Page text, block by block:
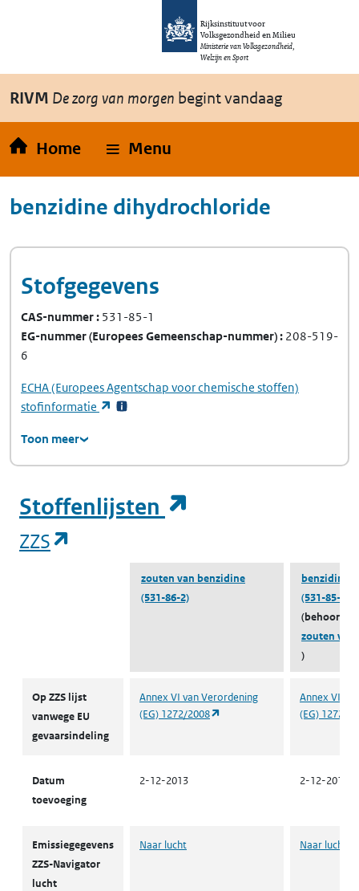
Overslaan en naar de inhoud gaan
Rijksinstituut voor
Volksgezondheid en Milieu
Ministerie van Volksgezondheid,
Welzijn en Sport
RIVM De zorg van morgen begint vandaag
Home Menu
benzidine dihydrochloride
Stofgegevens
CAS-nummer 531-85-1
EG-nummer(Europees Gemeenschap-nummer) 208-519-
6
ECHA(Europees Agentschap voor chemische stoffen)
stofinformatie
(opent in een nieuw tabblad)
Toon meer
Stoffenlijsten
ZZS
zouten van benzidine
(531-86-2)
benzidine
(531-85-1)
(behoort
zouten van
)
Op ZZS lijst
vanwege EU
gevaarsindeling
Annex VI van Verordening
(EG) 1272/2008
(opent in een nieuw tabblad)
Annex VI
(EG) 1272/
Datum
toevoeging
2-12-2013 2-12-2013
Emissiegegevens
ZZS-Navigator
lucht
Naar lucht Naar lucht